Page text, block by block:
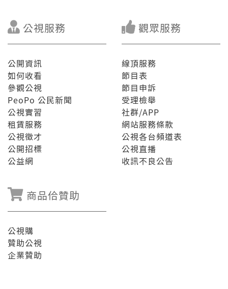
公視服務
公開資訊
如何收看
參觀公視
PeoPo 公民新聞
公視實習
租賃服務
公視徵才
公開招標
公益網
觀眾服務
線頂服務
節目表
節目申訴
受理檢舉
社群/APP
網站服務條款
公視各台頻道表
公視直播
收訊不良公告
商品佮贊助
公視購
贊助公視
企業贊助